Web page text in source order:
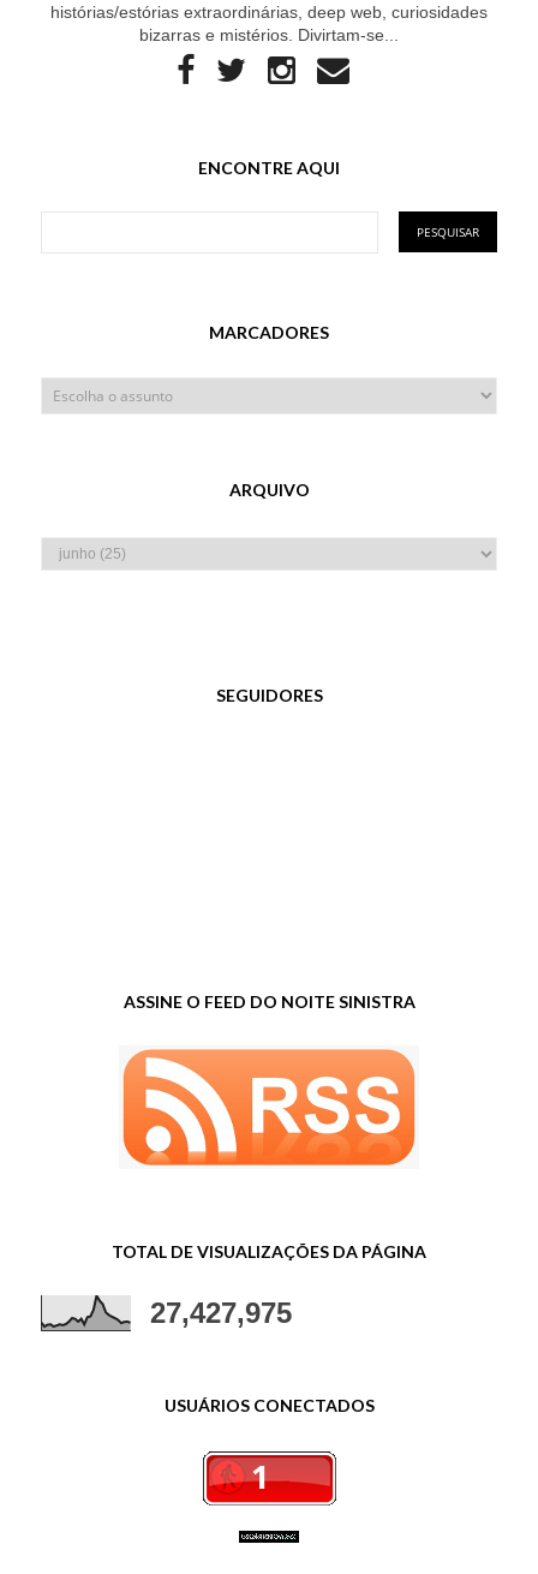
histórias/estórias extraordinárias, deep web, curiosidades
bizarras e mistérios. Divirtam-se...
ENCONTRE AQUI
MARCADORES
ARQUIVO
SEGUIDORES
ASSINE O FEED DO NOITE SINISTRA
TOTAL DE VISUALIZAÇÕES DA PÁGINA
27,427,975
USUÁRIOS CONECTADOS